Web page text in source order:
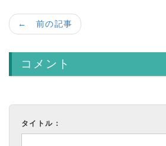
← 前の記事
コメント
タイトル：